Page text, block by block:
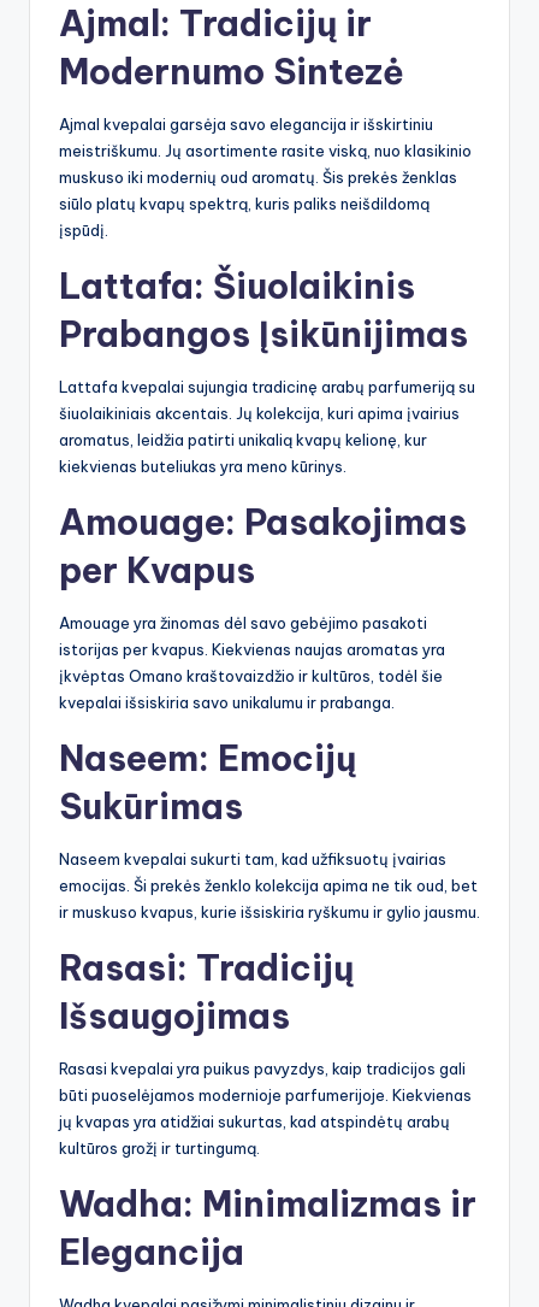
Ajmal: Tradicijų ir
Modernumo Sintezė
Ajmal kvepalai garsėja savo elegancija ir išskirtiniu
meistriškumu. Jų asortimente rasite viską, nuo klasikinio
muskuso iki modernių oud aromatų. Šis prekės ženklas
siūlo platų kvapų spektrą, kuris paliks neišdildomą
įspūdį.
Lattafa: Šiuolaikinis
Prabangos Įsikūnijimas
Lattafa kvepalai sujungia tradicinę arabų parfumeriją su
šiuolaikiniais akcentais. Jų kolekcija, kuri apima įvairius
aromatus, leidžia patirti unikalią kvapų kelionę, kur
kiekvienas buteliukas yra meno kūrinys.
Amouage: Pasakojimas
per Kvapus
Amouage yra žinomas dėl savo gebėjimo pasakoti
istorijas per kvapus. Kiekvienas naujas aromatas yra
įkvėptas Omano kraštovaizdžio ir kultūros, todėl šie
kvepalai išsiskiria savo unikalumu ir prabanga.
Naseem: Emocijų
Sukūrimas
Naseem kvepalai sukurti tam, kad užfiksuotų įvairias
emocijas. Ši prekės ženklo kolekcija apima ne tik oud, bet
ir muskuso kvapus, kurie išsiskiria ryškumu ir gylio jausmu.
Rasasi: Tradicijų
Išsaugojimas
Rasasi kvepalai yra puikus pavyzdys, kaip tradicijos gali
būti puoselėjamos modernioje parfumerijoje. Kiekvienas
jų kvapas yra atidžiai sukurtas, kad atspindėtų arabų
kultūros grožį ir turtingumą.
Wadha: Minimalizmas ir
Elegancija